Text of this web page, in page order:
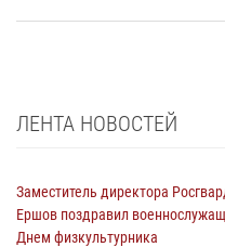
ЛЕНТА НОВОСТЕЙ
Заместитель директора
Ершов поздравил
Днем физкультурника